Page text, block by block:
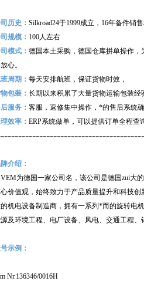
历史： Silkroad24于1999成立，16年备件销
规模： 100人左右
模式： 德国本土采购，德国仓库拼单操作
心。
周期： 每天安排航班，保证货物时效，
包装： 长期以来积累了大量货物运输包装经
服务： 客服，返修集中操作，*的售后系统
效率： ERP系统做单，可以提供订单全程查
介绍：
为德国一家公司名，该公司是德国zui大
价值观，始终致力于产品质量提升和科技
机电设备制造商，拥有一系列*而的旋转电
及环境工程、电厂设备、风电、交通工程、
示例：
Nr.136346/0016H